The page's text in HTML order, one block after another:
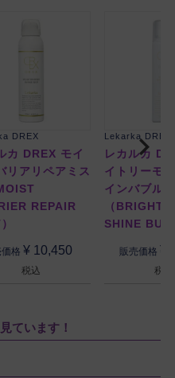
DREX
カ DREX モイ
リアリペアミス
REPAIR
価格 ¥ 10,450
税込
Lekarka DREX
レカルカ
イトリーモ
インバブル
（
SHINE
販売価格 ¥
税込
ています！